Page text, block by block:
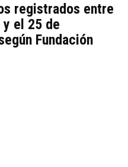
registrados entre
el 25 de
Fundación